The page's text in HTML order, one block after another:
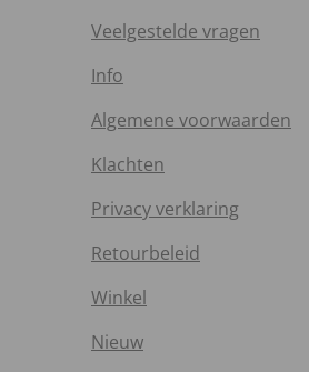
Veelgestelde vragen
Info
Algemene voorwaarden
Klachten
Privacy verklaring
Retourbeleid
Winkel
Nieuw